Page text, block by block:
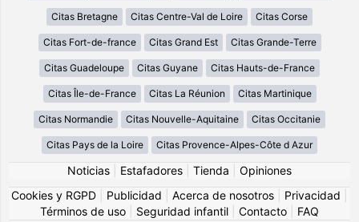
Citas Bretagne Citas Centre-Val de Loire Citas Corse
Citas Fort-de-france Citas Grand Est Citas Grande-Terre
Citas Guadeloupe Citas Guyane Citas Hauts-de-France
Citas Île-de-France Citas La Réunion Citas Martinique
Citas Normandie Citas Nouvelle-Aquitaine Citas Occitanie
Citas Pays de la Loire Citas Provence-Alpes-Côte d Azur
Noticias Estafadores Tienda
Opiniones
Cookies y RGPD
Publicidad Acerca de nosotros Privacidad
Términos de uso
Seguridad infantil Contacto FAQ